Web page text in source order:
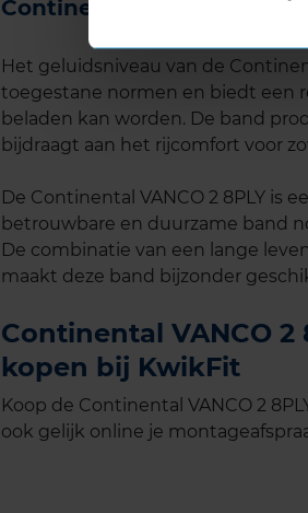
Continental VANCO 2
Het geluidsniveau van de
toegestane normen en biedt een
beladen kan worden. De band
bijdraagt aan het rijcomfort voor
De Continental VANCO 2 8PLY is
betrouwbare en duurzame band
De combinatie van een lange
maakt deze band bijzonder
Continental VANCO 2
kopen bij KwikFit
Koop de Continental VANCO 2
ook gelijk online je